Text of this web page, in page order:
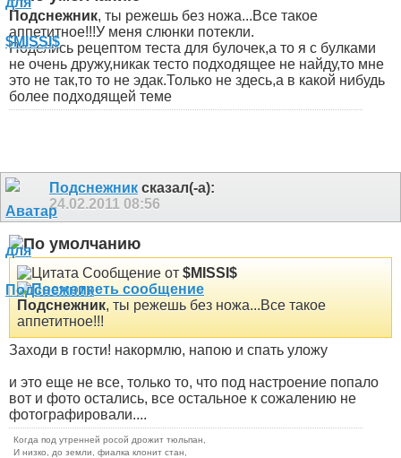
Подснежник, ты режешь без ножа...Все такое
аппетитное!!!У меня слюнки потекли.
Поделись рецептом теста для булочек,а то я с булками
не очень дружу,никак тесто подходящее не найду,то мне
это не так,то то не эдак.Только не здесь,а в какой нибудь
более подходящей теме
Подснежник сказал(-а):
24.02.2011 08:56
Сообщение от $MISSI$
Подснежник, ты режешь без ножа...Все такое
аппетитное!!!
Заходи в гости! накормлю, напою и спать уложу
и это еще не все, только то, что под настроение попало
вот и фото остались, все остальное к сожалению не
фотографировали....
Когда под утренней росой дрожит тюльпан,
И низко, до земли, фиалка клонит стан,